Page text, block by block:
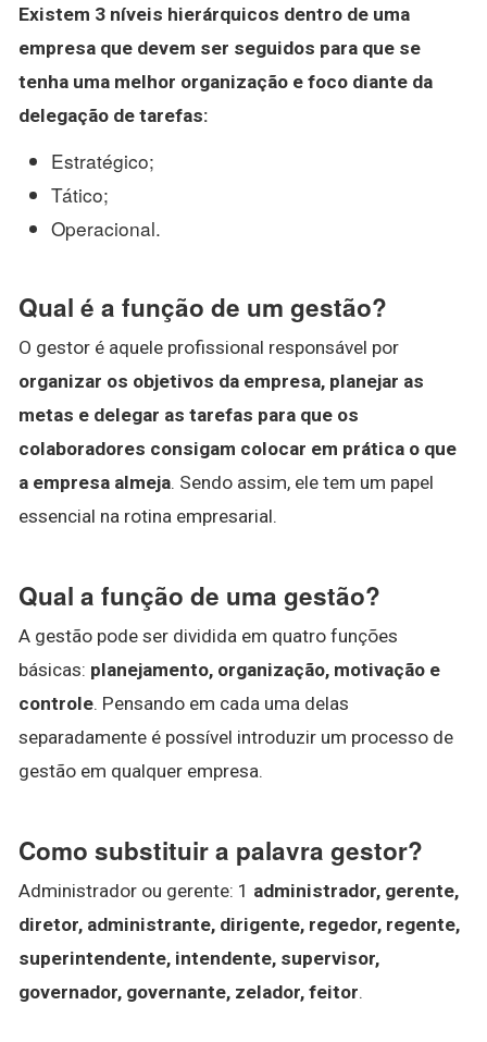
Existem 3 níveis hierárquicos dentro de uma
empresa que devem ser seguidos para que se
tenha uma melhor organização e foco diante da
delegação de tarefas:
Estratégico;
Tático;
Operacional.
Qual é a função de um gestão?
O gestor é aquele profissional responsável por
organizar os objetivos da empresa, planejar as
metas e delegar as tarefas para que os
colaboradores consigam colocar em prática o que
a empresa almeja. Sendo assim, ele tem um papel
essencial na rotina empresarial.
Qual a função de uma gestão?
A gestão pode ser dividida em quatro funções
básicas: planejamento, organização, motivação e
controle. Pensando em cada uma delas
separadamente é possível introduzir um processo de
gestão em qualquer empresa.
Como substituir a palavra gestor?
Administrador ou gerente: 1 administrador, gerente,
diretor, administrante, dirigente, regedor, regente,
superintendente, intendente, supervisor,
governador, governante, zelador, feitor.